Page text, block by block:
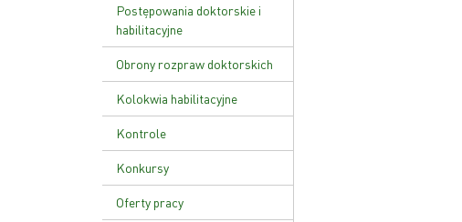
Zakład Funkcji Kwasów
Nukleinowych
Zakład Patologii Molekularnej
Zakład Zaawansowanych
Terapii Biomedycznych i
Niepłodności
Zakład Genetyki Nowotworów
Zakład Biologii Rozrodu i
Genomiki Gamet
Plan zajęć
Rekrutacja
Postępowania doktorskie i
habilitacyjne
Obrony rozpraw doktorskich
Kolokwia habilitacyjne
Kontrole
Kontrola zarządcza
Kontrole zewnętrzne
Konkursy
Oferty pracy